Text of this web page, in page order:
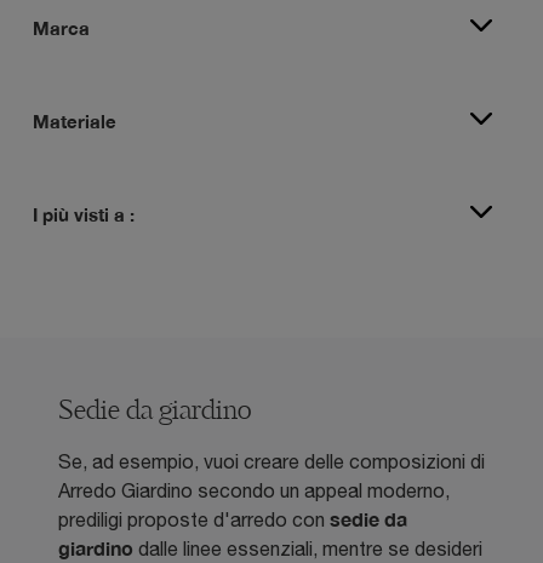
Marca
Materiale
I più visti a :
Sedie da giardino
Se, ad esempio, vuoi creare delle composizioni di
Arredo Giardino secondo un appeal moderno,
prediligi proposte d'arredo con sedie da
giardino dalle linee essenziali, mentre se desideri